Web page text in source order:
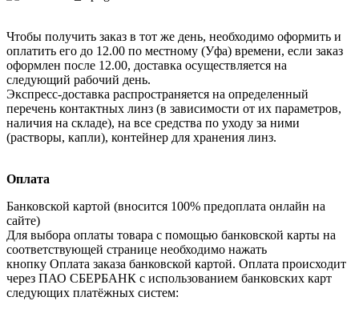
Чтобы получить заказ в тот же день, необходимо оформить и
оплатить его до 12.00 по местному (Уфа) времени, если заказ
оформлен после 12.00, доставка осуществляется на
следующий рабочий день.
Экспресс-доставка распространяется на определенный
перечень контактных линз (в зависимости от их параметров,
наличия на складе), на все средства по уходу за ними
(растворы, капли), контейнер для хранения линз.
Оплата
Банковской картой (вносится 100% предоплата онлайн на
сайте)
Для выбора оплаты товара с помощью банковской карты на
соответствующей странице необходимо нажать
кнопку Оплата заказа банковской картой. Оплата происходит
через ПАО СБЕРБАНК с использованием банковских карт
следующих платёжных систем: